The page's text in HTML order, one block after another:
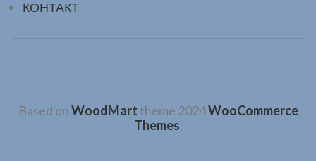
КОНТАКТ
Based onWoodMarttheme 2024WooCommerce
Themes.